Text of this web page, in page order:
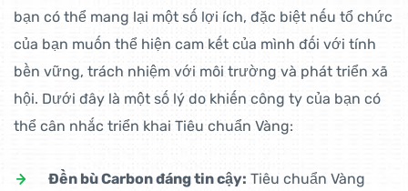
bạn có thể mang lại một số lợi ích, đặc biệt nếu tổ chức
của bạn muốn thể hiện cam kết của mình đối với tính
bền vững, trách nhiệm với môi trường và phát triển xã
hội. Dưới đây là một số lý do khiến công ty của bạn có
thể cân nhắc triển khai Tiêu chuẩn Vàng:
Đền bù Carbon đáng tin cậy: Tiêu chuẩn Vàng